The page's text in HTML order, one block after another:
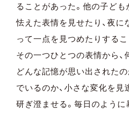
ることがあった。他の子ど
怯えた表情を見せたり、夜に
って一点を見つめたりする
その一つひとつの表情から、
どんな記憶が思い出されたの
でいるのか、小さな変化を見
研ぎ澄ませる。毎日のよう